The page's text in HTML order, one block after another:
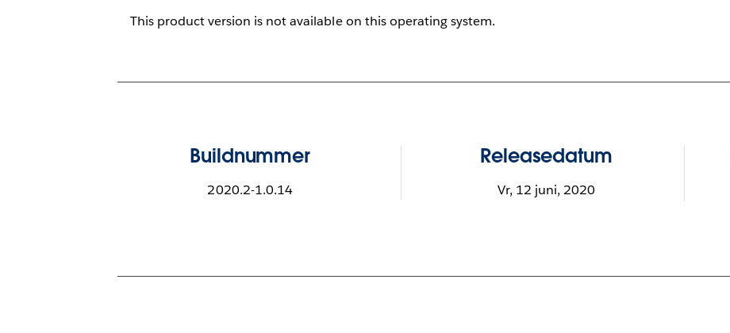
This product version is not available on this operating system.
Buildnummer
2020.2-1.0.14
Releasedatum
Vr, 12 juni, 2020